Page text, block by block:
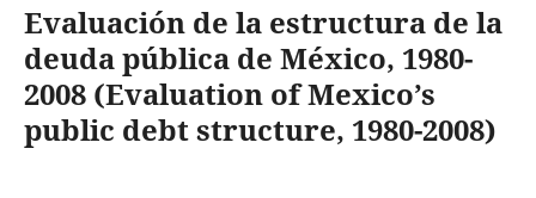
Evaluación de la estructura de la
deuda pública de México, 1980-
2008 (Evaluation of Mexico’s
public debt structure, 1980-2008)